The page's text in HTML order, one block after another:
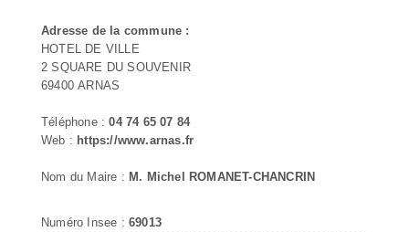
Adresse de la commune :
HOTEL DE VILLE
2 SQUARE DU SOUVENIR
69400 ARNAS
Téléphone :04 74 65 07 84
Web : https://www.arnas.fr
Nom du Maire : M. Michel ROMANET-CHANCRIN
Numéro Insee : 69013